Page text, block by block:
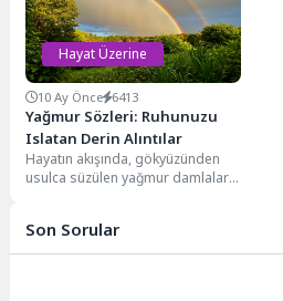
Hayat Üzerine
10 Ay Önce 6413
Yağmur Sözleri: Ruhunuzu
Islatan Derin Alıntılar
Hayatın akışında, gökyüzünden
usulca süzülen yağmur damlaları,
Son Sorular